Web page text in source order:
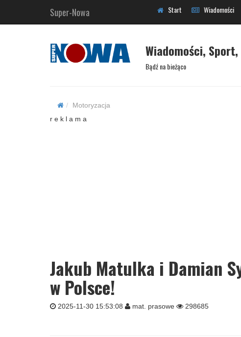
Super-Nowa Start Wiadomości
Wiadomości,
Bądź na bieżąco
Motoryzacja
r e k l a m a
Jakub Matulka i Damian
w Polsce!
2025-11-30 15:53:08 mat. prasowe 298685